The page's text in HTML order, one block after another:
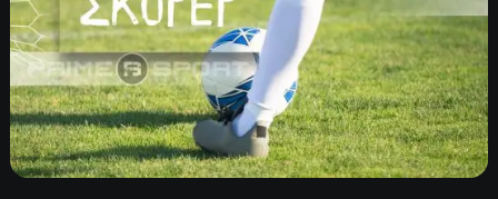
Α2 ΕΠΣΗ
Β1 ΕΠΣΗ
Β2 ΕΠΣΗ